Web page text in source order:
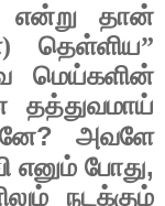
என்று தான்
தெள்ளிய”
மெய்களின்
தத்துவமாய்
?அவளே
எனும் போது,
நடக்கும்